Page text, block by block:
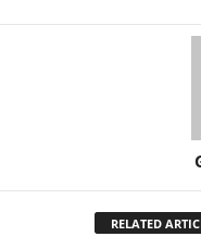
RELATED